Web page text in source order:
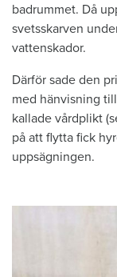
badrummet. Då
svetsskarven
vattenskador.
Därför sade den
med hänvisning
kallade vårdplikt
på att flytta fick
uppsägningen.